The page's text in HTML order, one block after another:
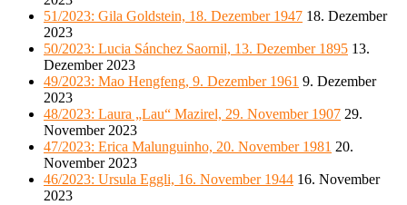
51/2023: Gila Goldstein, 18. Dezember 1947 18. Dezember
2023
50/2023: Lucia Sánchez Saornil, 13. Dezember 1895 13.
Dezember 2023
49/2023: Mao Hengfeng, 9. Dezember 1961 9. Dezember
2023
48/2023: Laura „Lau“ Mazirel, 29. November 1907 29.
November 2023
47/2023: Erica Malunguinho, 20. November 1981 20.
November 2023
46/2023: Ursula Eggli, 16. November 1944 16. November
2023